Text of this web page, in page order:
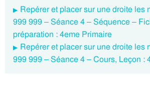
Repérer et placer sur une droite les
999 999 – Séance 4 – Séquence –
préparation : 4eme Primaire
Repérer et placer sur une droite les
999 999 – Séance 4 – Cours, Leçon :